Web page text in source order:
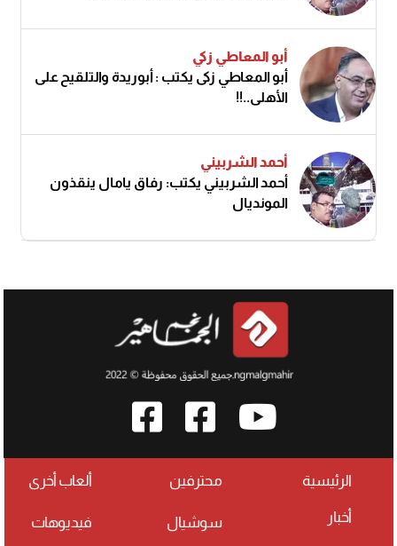
أبو المعاطي زكي
أبو المعاطي زكى يكتب : أبوريدة والتلقيح على
الأهلى..!!
أحمد الشربيني
أحمد الشربيني يكتب: رفاق يامال ينقذون
المونديال
الرئيسية
أخبار
محترفين
سوشيال
ألعاب أخرى
فيديوهات